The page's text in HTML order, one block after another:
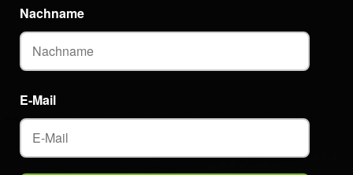
E-Mail
Nachname